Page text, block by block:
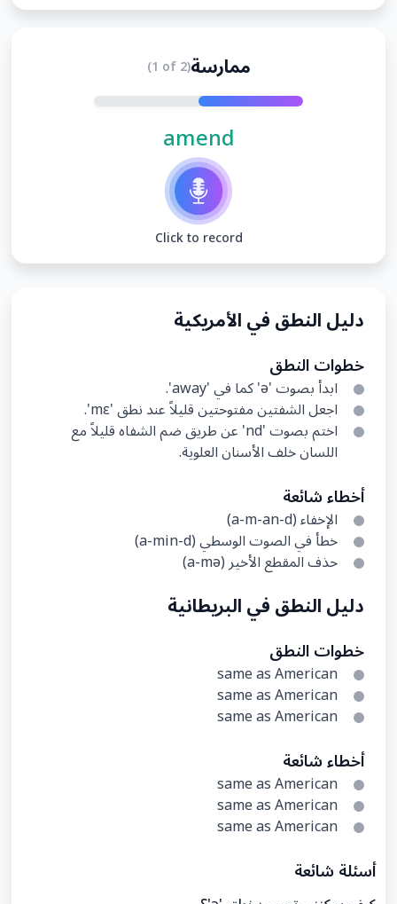
دليل النطق في الأمريكية
خطوات النطق
ابدأ بصوت 'ə' كما في 'away'.
اجعل الشفتين مفتوحتين قليلاً عند نطق 'mɛ'.
اختم بصوت 'nd' عن طريق ضم الشفاه قليلاً مع
اللسان خلف الأسنان العلوية.
أخطاء شائعة
الإخفاء (a-m-an-d)
خطأ في الصوت الوسطي (a-min-d)
حذف المقطع الأخير (a-mə)
دليل النطق في البريطانية
خطوات النطق
same as American
same as American
same as American
أخطاء شائعة
same as American
same as American
same as American
أسئلة شائعة
ممارسة(1 of 2)
amend
Click to record